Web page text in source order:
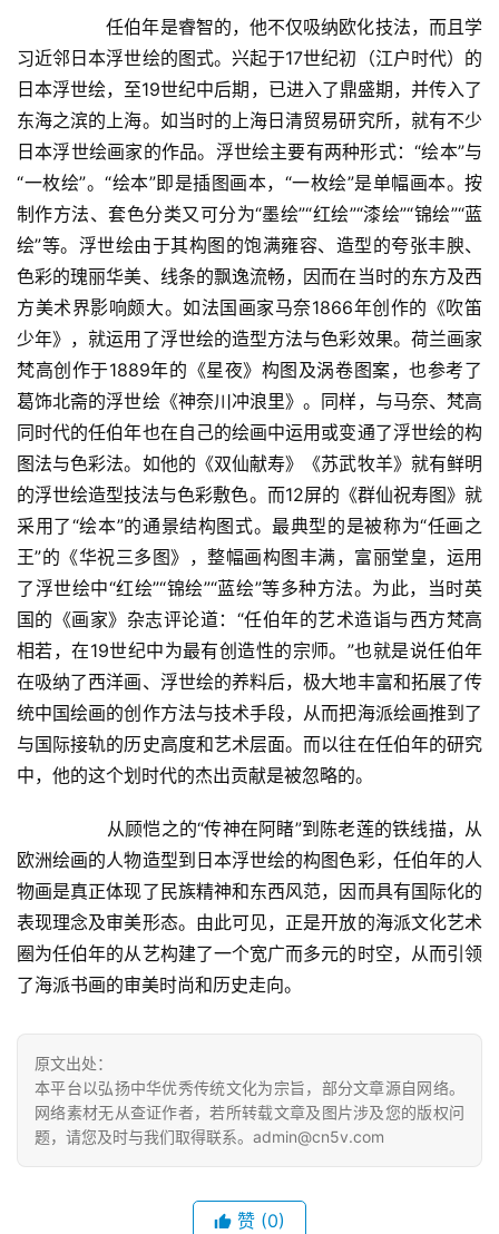
习近邻日本浮世绘的图式。兴起于17世纪初（江户时代）的
日本浮世绘，至19世纪中后期，已进入了鼎盛期，并传入了
东海之滨的上海。如当时的上海日清贸易研究所，就有不少
日本浮世绘画家的作品。浮世绘主要有两种形式：“绘本”与
“一枚绘”。“绘本”即是插图画本，“一枚绘”是单幅画本。按
制作方法、套色分类又可分为“墨绘”“红绘”“漆绘”“锦绘”“蓝
绘”等。浮世绘由于其构图的饱满雍容、造型的夸张丰腴、
色彩的瑰丽华美、线条的飘逸流畅，因而在当时的东方及西
方美术界影响颇大。如法国画家马奈1866年创作的《吹笛
少年》，就运用了浮世绘的造型方法与色彩效果。荷兰画家
梵高创作于1889年的《星夜》构图及涡卷图案，也参考了
葛饰北斋的浮世绘《神奈川冲浪里》。同样，与马奈、梵高
同时代的任伯年也在自己的绘画中运用或变通了浮世绘的构
图法与色彩法。如他的《双仙献寿》《苏武牧羊》就有鲜明
的浮世绘造型技法与色彩敷色。而12屏的《群仙祝寿图》就
采用了“绘本”的通景结构图式。最典型的是被称为“任画之
王”的《华祝三多图》，整幅画构图丰满，富丽堂皇，运用
了浮世绘中“红绘”“锦绘”“蓝绘”等多种方法。为此，当时英
国的《画家》杂志评论道：“任伯年的艺术造诣与西方梵高
相若，在19世纪中为最有创造性的宗师。”也就是说任伯年
在吸纳了西洋画、浮世绘的养料后，极大地丰富和拓展了传
统中国绘画的创作方法与技术手段，从而把海派绘画推到了
与国际接轨的历史高度和艺术层面。而以往在任伯年的研究
中，他的这个划时代的杰出贡献是被忽略的。
欧洲绘画的人物造型到日本浮世绘的构图色彩，任伯年的人
物画是真正体现了民族精神和东西风范，因而具有国际化的
表现理念及审美形态。由此可见，正是开放的海派文化艺术
圈为任伯年的从艺构建了一个宽广而多元的时空，从而引领
了海派书画的审美时尚和历史走向。
原文出处：
本平台以弘扬中华优秀传统文化为宗旨，部分文章源自网络。
网络素材无从查证作者，若所转载文章及图片涉及您的版权问
题，请您及时与我们取得联系。admin@cn5v.com
赞 (0)